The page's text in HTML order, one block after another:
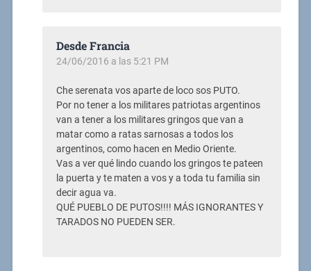
Desde Francia
24/06/2016 a las 5:21 PM
Che serenata vos aparte de loco sos PUTO.
Por no tener a los militares patriotas argentinos
van a tener a los militares gringos que van a
matar como a ratas sarnosas a todos los
argentinos, como hacen en Medio Oriente.
Vas a ver qué lindo cuando los gringos te pateen
la puerta y te maten a vos y a toda tu familia sin
decir agua va.
QUÉ PUEBLO DE PUTOS!!!! MÁS IGNORANTES Y
TARADOS NO PUEDEN SER.